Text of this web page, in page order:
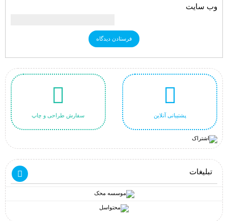
وب‌ سایت
پشتیبانی آنلاین سفارش طراحی و چاپ
تبلیغات